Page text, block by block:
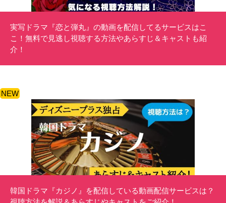
実写ドラマ『恋と弾丸』の動画を配信してるサービスはこ
こ！無料で見逃し視聴する方法やあらすじ＆キャストも紹
介！
NEW
韓国ドラマ『カジノ』を配信している動画配信サービスは？